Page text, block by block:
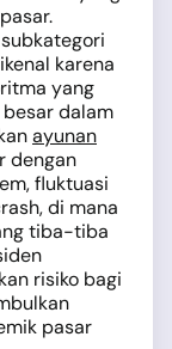
karena
yang
dalam
ayunan
dengan
fluktuasi
di mana
tiba-tiba
risiko bagi
pasar